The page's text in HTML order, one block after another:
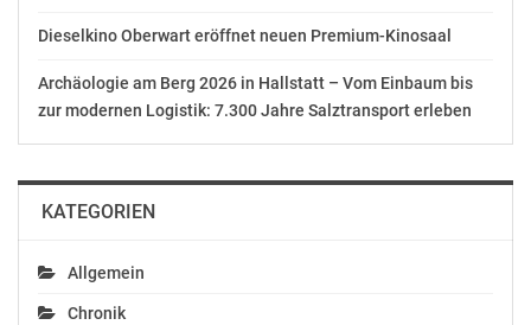
Dieselkino Oberwart eröffnet neuen Premium-Kinosaal
Archäologie am Berg 2026 in Hallstatt – Vom Einbaum bis
zur modernen Logistik: 7.300 Jahre Salztransport erleben
KATEGORIEN
Allgemein
Chronik